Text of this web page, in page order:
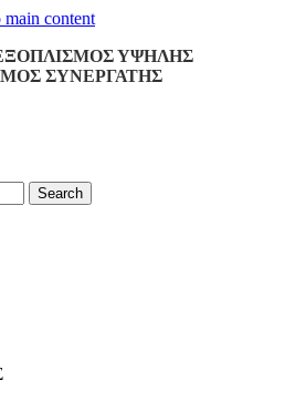
main content
ΥΨΗΛΗΣ
ΣΥΝΕΡΓΑΤΗΣ
Search